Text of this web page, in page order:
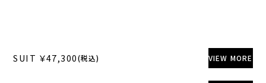
SUIT ￥47,300(税込) VIEW MORE